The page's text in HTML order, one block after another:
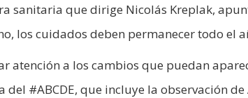
sanitaria que dirige Nicolás Kreplak,
los cuidados deben permanecer todo el
atención a los cambios que puedan
del #ABCDE, que incluye la observación